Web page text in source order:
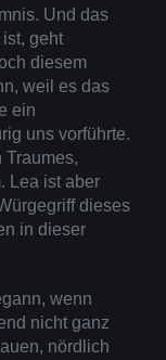
Und das
geht
diesem
weil es das
ein
uns vorführte.
Traumes,
Lea ist aber
dieses
in dieser
wenn
nicht ganz
nördlich